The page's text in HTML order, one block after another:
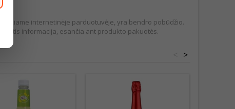
internetinėje parduotuvėje, yra bendro pobūdžio.
informacija, esančia ant produkto pakuotės.
>